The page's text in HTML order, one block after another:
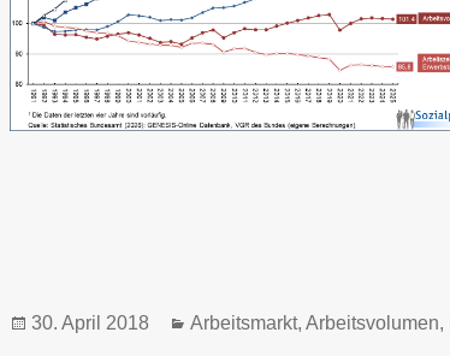
Veröffentlicht
30. April 2018 Kategorien
Arbeitsmarkt,Arbeitsvolumen,